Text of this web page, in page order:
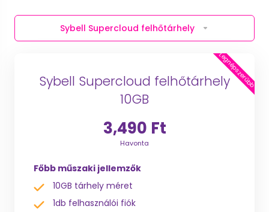
Sybell Supercloud felhőtárhely
Legnépszerűbb
Sybell Supercloud felhőtárhely
10GB
3,490 Ft
Havonta
Főbb műszaki jellemzők
10GB tárhely méret
1db felhasználói fiók